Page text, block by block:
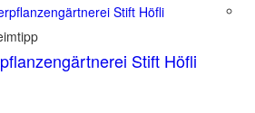
Stift Höfli